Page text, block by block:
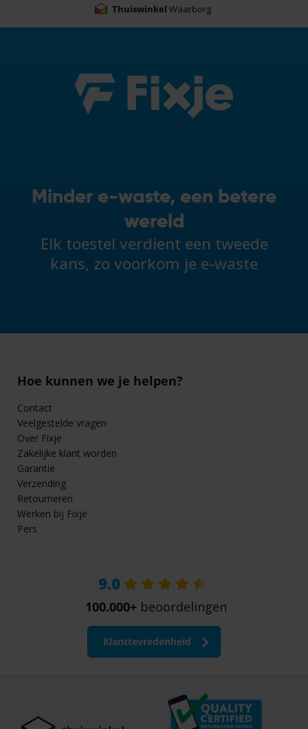
Thuiswinkel Waarborg
Minder e-waste, een betere
wereld
Elk toestel verdient een tweede
kans, zo voorkom je e-waste
Hoe kunnen we je helpen?
Contact
Veelgestelde vragen
Over Fixje
Zakelijke klant worden
Garantie
Verzending
Retourneren
Werken bij Fixje
Pers
9.0
100.000+ beoordelingen
Klanttevredenheid